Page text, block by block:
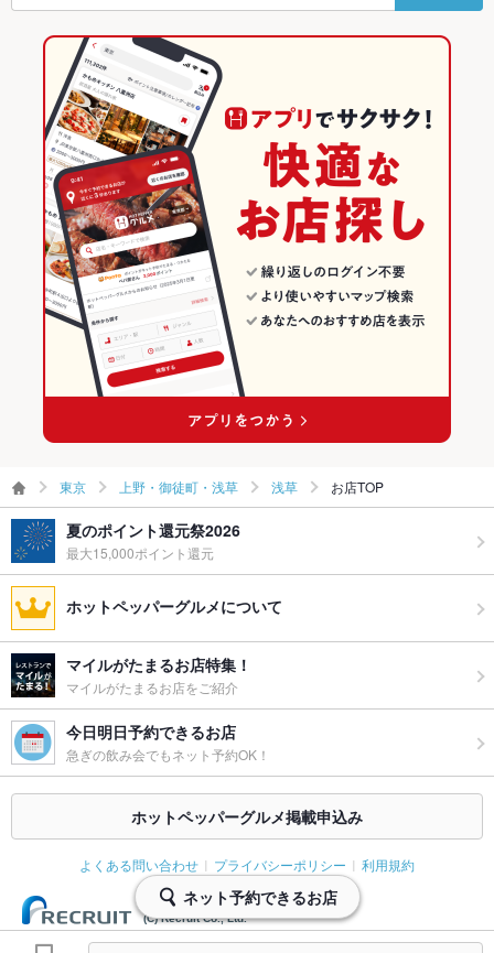
浅草駅 × カフェ・スイーツ
浅草駅 × スイーツ
東京
東京 × カフェ・スイーツ
東京 × スイーツ
東京のカフェ・スイーツランキング
上野・御徒町・浅草のグルメランキング
上野・御徒町・浅草のカフェ・スイーツランキング
浅草のグルメランキング
東京 上野・御徒町・浅草 浅草 お店TOP
夏のポイント還元祭2026
最大15,000ポイント還元
ホットペッパーグルメについて
マイルがたまるお店特集！
マイルがたまるお店をご紹介
今日明日予約できるお店
急ぎの飲み会でもネット予約OK！
ホットペッパーグルメ掲載申込み
よくある問い合わせ プライバシーポリシー 利用規約
(C) Recruit Co., Ltd.
ネット予約できるお店